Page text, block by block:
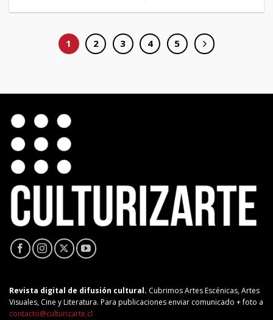
1 2 3 4 5
Revista digital de difusión cultural. Cubrimos Artes Escénicas, Artes
Visuales, Cine y Literatura. Para publicaciones enviar comunicado + foto a
contacto@culturizarte.cl